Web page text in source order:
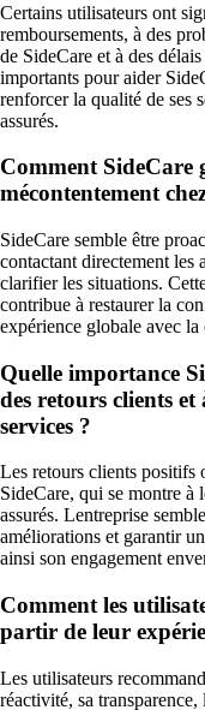
Certains utilisateurs ont
remboursements, à des
de SideCare et à des
importants pour aider
renforcer la qualité de ses
assurés.
Comment SideCare
mécontentement
SideCare semble être
contactant directement les
clarifier les situations.
contribue à restaurer la
expérience globale avec la
Quelle importance
des retours clients
services ?
Les retours clients positifs
SideCare, qui se montre à
assurés. Lentreprise
améliorations et garantir
ainsi son engagement
Comment les
partir de leur
Les utilisateurs
réactivité, sa